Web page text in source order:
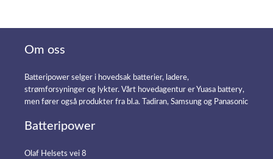
Om oss
Batteripower selger i hovedsak batterier, ladere,
strømforsyninger og lykter. Vårt hovedagentur er Yuasa battery,
men fører også produkter fra bl.a. Tadiran, Samsung og Panasonic
Batteripower
Olaf Helsets vei 8